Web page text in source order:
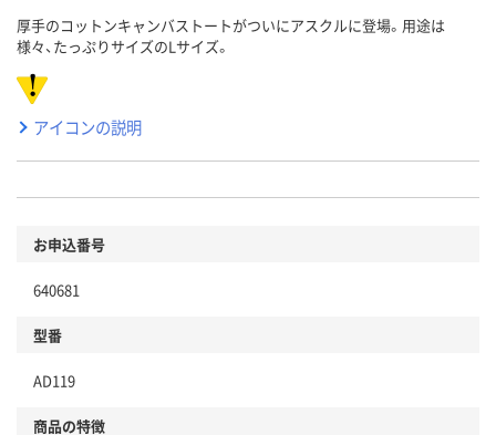
厚手のコットンキャンバストートがついにアスクルに登場。用途は
様々、たっぷりサイズのLサイズ。
アイコンの説明
お申込番号
640681
型番
AD119
商品の特徴